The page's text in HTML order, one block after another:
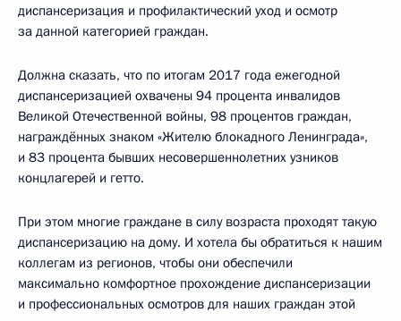
диспансеризация и профилактический уход и осмотр
за данной категорией граждан.
Должна сказать, что по итогам 2017 года ежегодной
диспансеризацией охвачены 94 процента инвалидов
Великой Отечественной войны, 98 процентов граждан,
награждённых знаком «Жителю блокадного Ленинграда»,
и 83 процента бывших несовершеннолетних узников
концлагерей и гетто.
При этом многие граждане в силу возраста проходят такую
диспансеризацию на дому. И хотела бы обратиться к нашим
коллегам из регионов, чтобы они обеспечили
максимально комфортное прохождение диспансеризации
и профессиональных осмотров для наших граждан этой